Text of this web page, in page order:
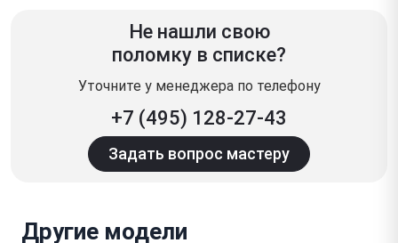
Не нашли свою
поломку в списке?
Уточните у менеджера по телефону
+7 (495) 128-27-43
Задать вопрос мастеру
Другие модели